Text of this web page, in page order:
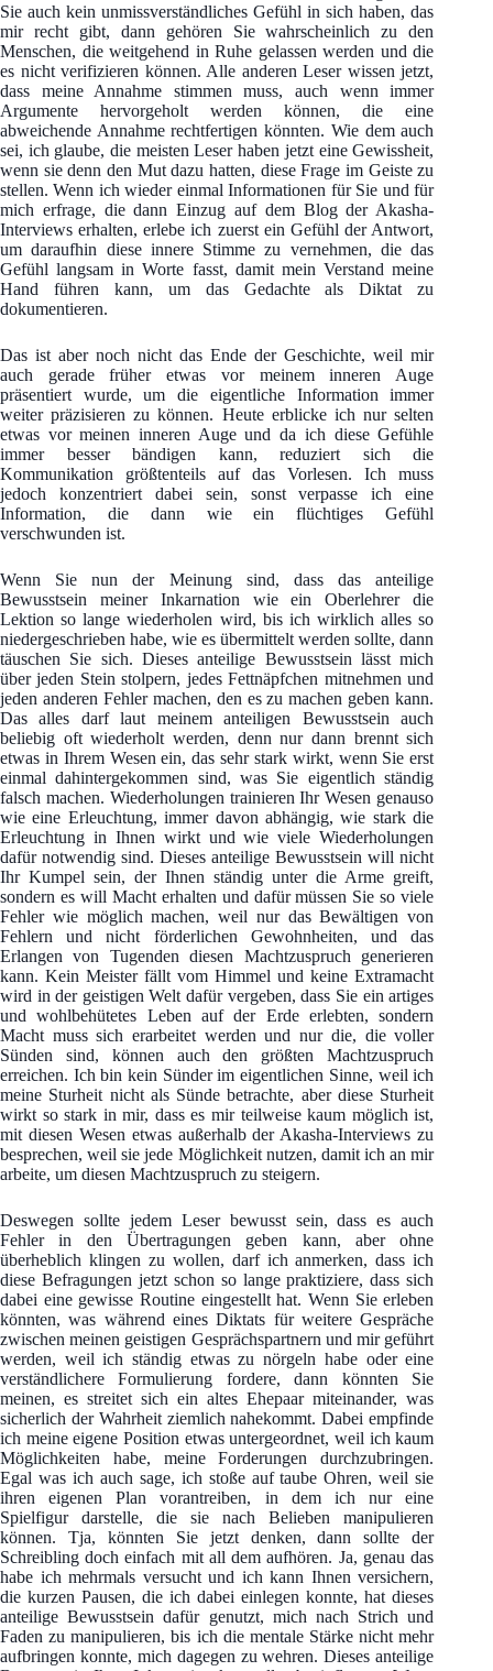
Sie auch kein unmissverständliches Gefühl in sich haben, das
mir recht gibt, dann gehören Sie wahrscheinlich zu den
Menschen, die weitgehend in Ruhe gelassen werden und die
es nicht verifizieren können. Alle anderen Leser wissen jetzt,
dass meine Annahme stimmen muss, auch wenn immer
Argumente hervorgeholt werden können, die eine
abweichende Annahme rechtfertigen könnten. Wie dem auch
sei, ich glaube, die meisten Leser haben jetzt eine Gewissheit,
wenn sie denn den Mut dazu hatten, diese Frage im Geiste zu
stellen. Wenn ich wieder einmal Informationen für Sie und für
mich erfrage, die dann Einzug auf dem Blog der Akasha-
Interviews erhalten, erlebe ich zuerst ein Gefühl der Antwort,
um daraufhin diese innere Stimme zu vernehmen, die das
Gefühl langsam in Worte fasst, damit mein Verstand meine
Hand führen kann, um das Gedachte als Diktat zu
dokumentieren.
Das ist aber noch nicht das Ende der Geschichte, weil mir
auch gerade früher etwas vor meinem inneren Auge
präsentiert wurde, um die eigentliche Information immer
weiter präzisieren zu können. Heute erblicke ich nur selten
etwas vor meinen inneren Auge und da ich diese Gefühle
immer besser bändigen kann, reduziert sich die
Kommunikation größtenteils auf das Vorlesen. Ich muss
jedoch konzentriert dabei sein, sonst verpasse ich eine
Information, die dann wie ein flüchtiges Gefühl
verschwunden ist.
Wenn Sie nun der Meinung sind, dass das anteilige
Bewusstsein meiner Inkarnation wie ein Oberlehrer die
Lektion so lange wiederholen wird, bis ich wirklich alles so
niedergeschrieben habe, wie es übermittelt werden sollte, dann
täuschen Sie sich. Dieses anteilige Bewusstsein lässt mich
über jeden Stein stolpern, jedes Fettnäpfchen mitnehmen und
jeden anderen Fehler machen, den es zu machen geben kann.
Das alles darf laut meinem anteiligen Bewusstsein auch
beliebig oft wiederholt werden, denn nur dann brennt sich
etwas in Ihrem Wesen ein, das sehr stark wirkt, wenn Sie erst
einmal dahintergekommen sind, was Sie eigentlich ständig
falsch machen. Wiederholungen trainieren Ihr Wesen genauso
wie eine Erleuchtung, immer davon abhängig, wie stark die
Erleuchtung in Ihnen wirkt und wie viele Wiederholungen
dafür notwendig sind. Dieses anteilige Bewusstsein will nicht
Ihr Kumpel sein, der Ihnen ständig unter die Arme greift,
sondern es will Macht erhalten und dafür müssen Sie so viele
Fehler wie möglich machen, weil nur das Bewältigen von
Fehlern und nicht förderlichen Gewohnheiten, und das
Erlangen von Tugenden diesen Machtzuspruch generieren
kann. Kein Meister fällt vom Himmel und keine Extramacht
wird in der geistigen Welt dafür vergeben, dass Sie ein artiges
und wohlbehütetes Leben auf der Erde erlebten, sondern
Macht muss sich erarbeitet werden und nur die, die voller
Sünden sind, können auch den größten Machtzuspruch
erreichen. Ich bin kein Sünder im eigentlichen Sinne, weil ich
meine Sturheit nicht als Sünde betrachte, aber diese Sturheit
wirkt so stark in mir, dass es mir teilweise kaum möglich ist,
mit diesen Wesen etwas außerhalb der Akasha-Interviews zu
besprechen, weil sie jede Möglichkeit nutzen, damit ich an mir
arbeite, um diesen Machtzuspruch zu steigern.
Deswegen sollte jedem Leser bewusst sein, dass es auch
Fehler in den Übertragungen geben kann, aber ohne
überheblich klingen zu wollen, darf ich anmerken, dass ich
diese Befragungen jetzt schon so lange praktiziere, dass sich
dabei eine gewisse Routine eingestellt hat. Wenn Sie erleben
könnten, was während eines Diktats für weitere Gespräche
zwischen meinen geistigen Gesprächspartnern und mir geführt
werden, weil ich ständig etwas zu nörgeln habe oder eine
verständlichere Formulierung fordere, dann könnten Sie
meinen, es streitet sich ein altes Ehepaar miteinander, was
sicherlich der Wahrheit ziemlich nahekommt. Dabei empfinde
ich meine eigene Position etwas untergeordnet, weil ich kaum
Möglichkeiten habe, meine Forderungen durchzubringen.
Egal was ich auch sage, ich stoße auf taube Ohren, weil sie
ihren eigenen Plan vorantreiben, in dem ich nur eine
Spielfigur darstelle, die sie nach Belieben manipulieren
können. Tja, könnten Sie jetzt denken, dann sollte der
Schreibling doch einfach mit all dem aufhören. Ja, genau das
habe ich mehrmals versucht und ich kann Ihnen versichern,
die kurzen Pausen, die ich dabei einlegen konnte, hat dieses
anteilige Bewusstsein dafür genutzt, mich nach Strich und
Faden zu manipulieren, bis ich die mentale Stärke nicht mehr
aufbringen konnte, mich dagegen zu wehren. Dieses anteilige